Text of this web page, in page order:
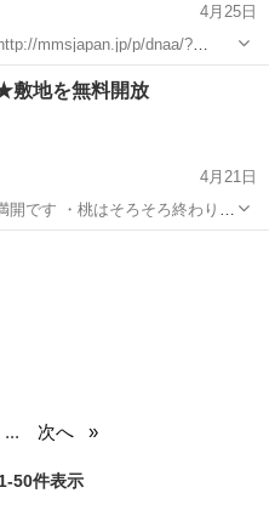
4月25日
mmsjapan.jp/p/dnaa/?
開かれま...
会場
地を無料開放
4月21日
です ・桃はそろそろ終わりで
紅葉の葉が開きました ■ごあ
... 次へ
50件表示